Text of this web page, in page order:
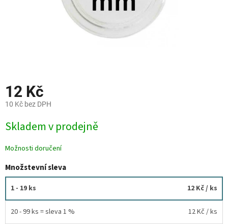
12 Kč
10 Kč bez DPH
cena:
Skladem v prodejně
Možnosti doručení
Množstevní sleva
1 - 19 ks 12 Kč/ ks
20 - 99 ks = sleva 1 % 12 Kč / ks